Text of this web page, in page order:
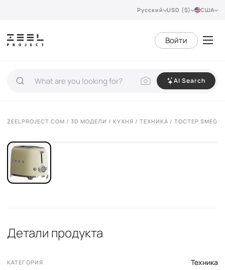
Русский USD ($) США
Войти
AI Search
ZEELPROJECT.COM / 3D МОДЕЛИ / КУХНЯ / ТЕХНИКА / ТОСТЕР SMEG
VIEW 360°
Детали продукта
КАТЕГОРИЯ Техника